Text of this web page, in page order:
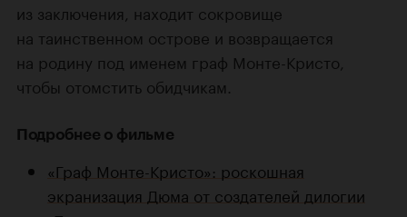
из заключения, находит сокровище
на таинственном острове и возвращается
на родину под именем граф Монте-Кристо,
чтобы отомстить обидчикам.
Подробнее о фильме
«Граф Монте-Кристо»: роскошная
экранизация Дюма от создателей дилогии